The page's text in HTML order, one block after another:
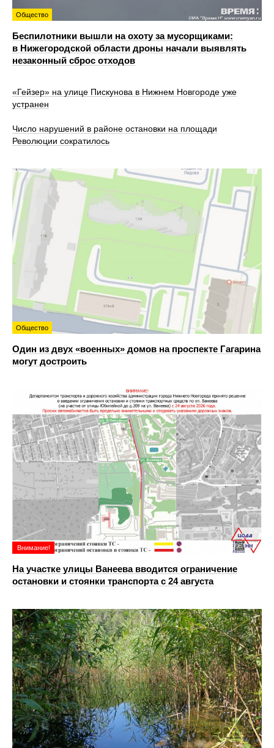
Общество
Беспилотники вышли на охоту за мусорщиками:
в Нижегородской области дроны начали выявлять
незаконный сброс отходов
«Гейзер» на улице Пискунова в Нижнем Новгороде уже
устранен
Число нарушений в районе остановки на площади
Революции сократилось
Общество
Один из двух «военных» домов на проспекте Гагарина
могут достроить
Внимание!
На участке улицы Ванеева вводится ограничение
остановки и стоянки транспорта с 24 августа